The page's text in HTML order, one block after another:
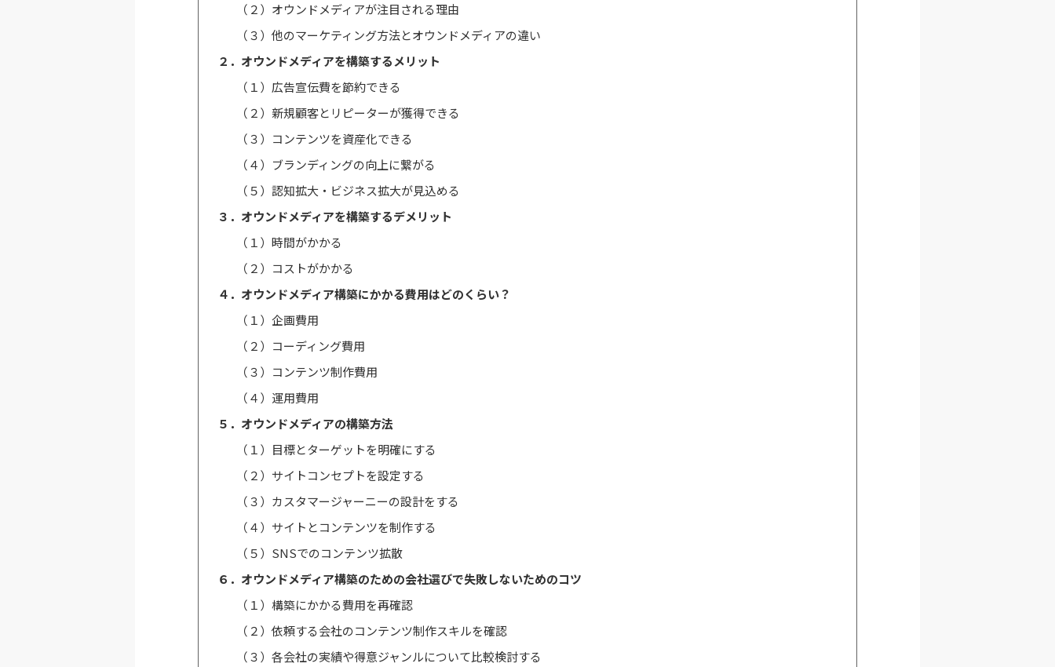
（２）オウンドメディアが注目される理由
（３）他のマーケティング方法とオウンドメディアの違い
２．オウンドメディアを構築するメリット
（１）広告宣伝費を節約できる
（２）新規顧客とリピーターが獲得できる
（３）コンテンツを資産化できる
（４）ブランディングの向上に繋がる
（５）認知拡大・ビジネス拡大が見込める
３．オウンドメディアを構築するデメリット
（１）時間がかかる
（２）コストがかかる
４．オウンドメディア構築にかかる費用はどのくらい？
（１）企画費用
（２）コーディング費用
（３）コンテンツ制作費用
（４）運用費用
５．オウンドメディアの構築方法
（１）目標とターゲットを明確にする
（２）サイトコンセプトを設定する
（３）カスタマージャーニーの設計をする
（４）サイトとコンテンツを制作する
（５）SNSでのコンテンツ拡散
６．オウンドメディア構築のための会社選びで失敗しないためのコツ
（１）構築にかかる費用を再確認
（２）依頼する会社のコンテンツ制作スキルを確認
（３）各会社の実績や得意ジャンルについて比較検討する